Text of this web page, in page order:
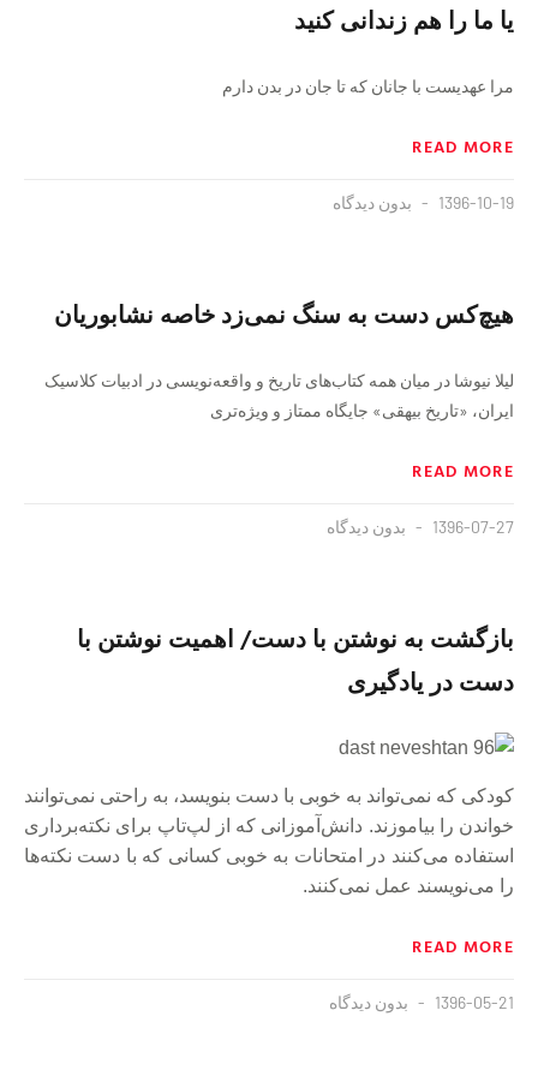
یا ما را هم زندانی کنید
مرا عهدیست با جانان که تا جان در بدن دارم
READ MORE
1396-10-19 بدون دیدگاه
هيچ‌كس دست به سنگ نمی‌زد خاصه نشابوريان
ليلا نيوشا در ميان همه كتاب‌های تاريخ و واقعه‌نويسی در ادبيات كلاسيک
ايران، «تاريخ بيهقی» جايگاه ممتاز و ويژه‌تری
READ MORE
1396-07-27 بدون دیدگاه
بازگشت به نوشتن با دست/ اهمیت نوشتن با
دست در یادگیری
کودکی که نمی‌تواند به خوبی با دست بنویسد، به راحتی نمی‌توانند
خواندن را بیاموزند. دانش‌آموزانی که از لپ‌تاپ برای نکته‌برداری
استفاده می‌کنند در امتحانات به خوبی کسانی که با دست نکته‌ها
را می‌نویسند عمل نمی‌کنند.
READ MORE
1396-05-21 بدون دیدگاه